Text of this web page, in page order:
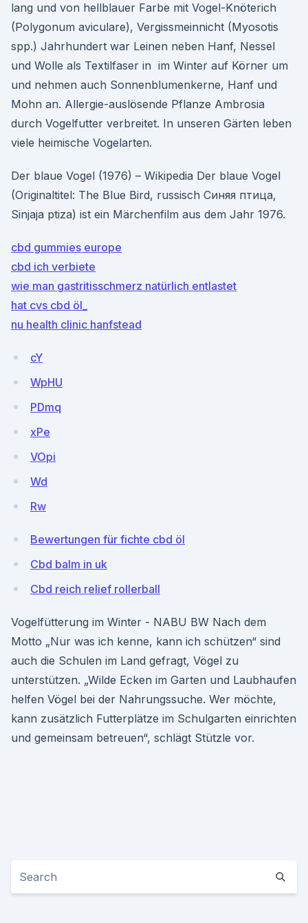
lang und von hellblauer Farbe mit Vogel-Knöterich
(Polygonum aviculare), Vergissmeinnicht (Myosotis
spp.) Jahrhundert war Leinen neben Hanf, Nessel
und Wolle als Textilfaser in im Winter auf Körner um
und nehmen auch Sonnenblumenkerne, Hanf und
Mohn an. Allergie-auslösende Pflanze Ambrosia
durch Vogelfutter verbreitet. In unseren Gärten leben
viele heimische Vogelarten.
Der blaue Vogel (1976) – Wikipedia Der blaue Vogel
(Originaltitel: The Blue Bird, russisch Синяя птица,
Sinjaja ptiza) ist ein Märchenfilm aus dem Jahr 1976.
cbd gummies europe
cbd ich verbiete
wie man gastritisschmerz natürlich entlastet
hat cvs cbd öl_
nu health clinic hanfstead
cY
WpHU
PDmq
xPe
VOpi
Wd
Rw
Bewertungen für fichte cbd öl
Cbd balm in uk
Cbd reich relief rollerball
Vogelfütterung im Winter - NABU BW Nach dem
Motto „Nur was ich kenne, kann ich schützen“ sind
auch die Schulen im Land gefragt, Vögel zu
unterstützen. „Wilde Ecken im Garten und Laubhaufen
helfen Vögel bei der Nahrungssuche. Wer möchte,
kann zusätzlich Futterplätze im Schulgarten einrichten
und gemeinsam betreuen“, schlägt Stützle vor.